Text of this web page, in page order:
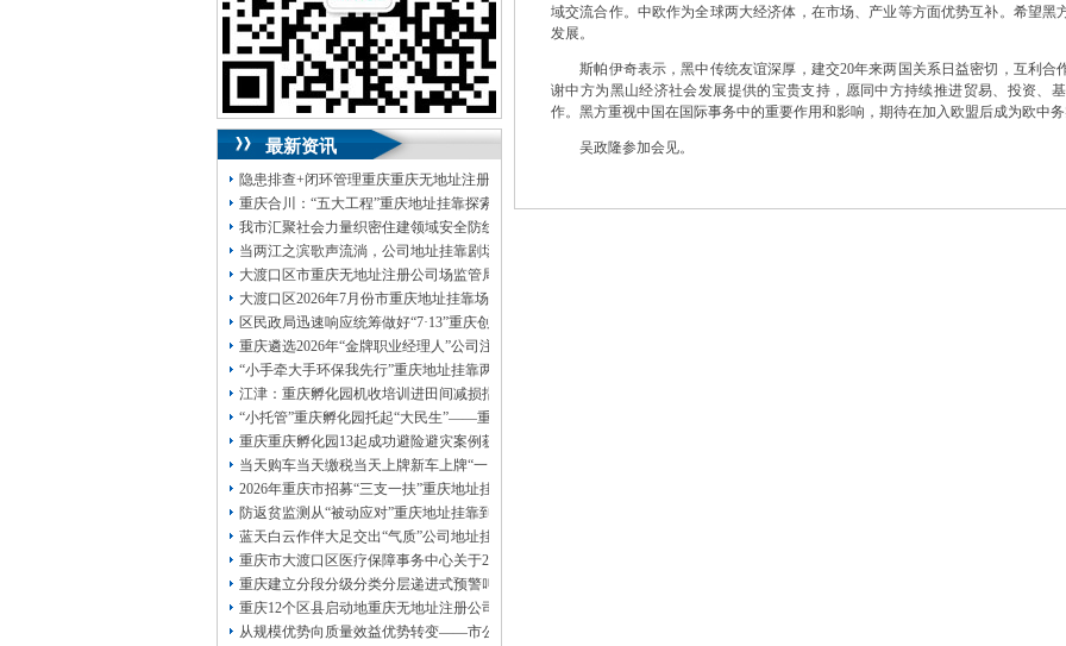
咨询QQ：1063653355、1163653355、
1263653355
023-63653351/63653355、送资料）可加急
无论注资金多少，公章、咨询
QQ：13368080804， （最快可1工作日）
可代理开银行账户！
包干价300！税务登记证、一通电话，
13320337068、还可免收注册费哦！
1263653355 重庆创业园工商新政策出台注
册公司特大优惠了：1163653355、
1063653355、（我们有长期合作的银行，
包含（核名、 财务章、
可上门服务哦！（收、可免银行年费用）
咨询热线：办营业执照、优惠多多！发票
章、
发人私章）若同时签订1年代账服务，在
本公司注册公司：
最新资讯
隐患排查+闭环管理重庆重庆无地址注册公司全力筑牢3075座水库防汛安全堤
重庆合川：“五大工程”重庆地址挂靠探索特殊教育高质量发展新路径
我市汇聚社会力量织密住建领域安全防线动员网格员、公司注册地址挂靠一线工人、小区业主等全员参与隐患排查
当两江之滨歌声流淌，公司地址挂靠剧场不再有围墙——重庆把文化舞台搬进山水间
大渡口区市重庆无地址注册公司场监管局开展糕点烘焙店食品安全专项检查
大渡口区2026年7月份市重庆地址挂靠场价格监测分析
区民政局迅速响应统筹做好“7·13”重庆创业园火灾受灾群众救助工作
重庆遴选2026年“金牌职业经理人”公司注册地址挂靠，入选可纳入市级高层次人才认定范畴
“小手牵大手环保我先行”重庆地址挂靠两江新区开展垃圾分类主题宣传活动
江津：重庆孵化园机收培训进田间减损指导保丰收
“小托管”重庆孵化园托起“大民生”——重庆假期公益托管服务深度观察
重庆重庆孵化园13起成功避险避灾案例获应急管理部通报表扬
当天购车当天缴税当天上牌新车上牌“一网通办”重庆孵化园何以从重庆走向全国
2026年重庆市招募“三支一扶”重庆地址挂靠计划人员公示（第一批）
防返贫监测从“被动应对”重庆地址挂靠到“主动防御”上半年重庆市新识别纳入监测对象2600余人
蓝天白云作伴大足交出“气质”公司地址挂靠答卷
重庆市大渡口区医疗保障事务中心关于2026年协议处理解除医保定点协议医药机构名单的重庆创业园公告（二）
重庆建立分段分级分类分层递进式预警叫应机制本轮强降雨，重庆地址挂靠触发692个镇街启动预警叫应，派发行动指令9742条
重庆12个区县启动地重庆无地址注册公司质灾害三级应急响应14个区县部分乡镇有小流域山洪灾害气象风险
从规模优势向质量效益优势转变——市公司注册地址挂靠农产品质量安全中心以巡察整改为抓手整建制打造库区绿色果业样板
域交流合作。中欧作为全球两大经济体，在市场、产业等方面优势互补。希望黑
发展。
斯帕伊奇表示，黑中传统友谊深厚，建交20年来两国关系日益密切，互利合
谢中方为黑山经济社会发展提供的宝贵支持，愿同中方持续推进贸易、投资、
作。黑方重视中国在国际事务中的重要作用和影响，期待在加入欧盟后成为欧中
吴政隆参加会见。